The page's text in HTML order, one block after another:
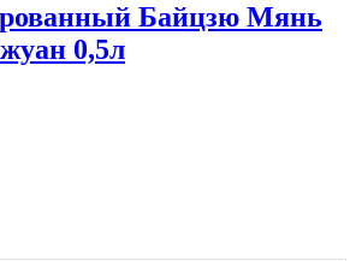
Байцзю Мянь
0,5л